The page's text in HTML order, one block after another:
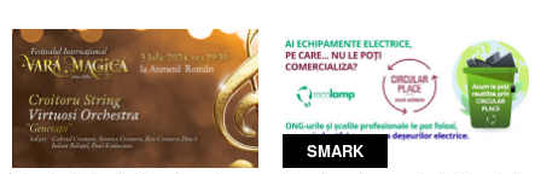
SMARK